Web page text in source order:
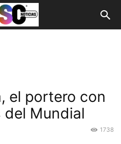
el portero con
del Mundial
1738